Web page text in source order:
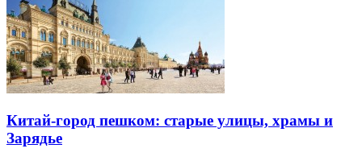
Китай-город пешком: старые улицы, храмы и
Зарядье